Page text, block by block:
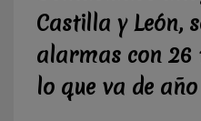
Castilla y León,
alarmas con 26
lo que va de año